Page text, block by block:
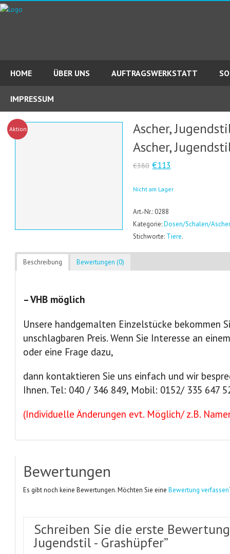
HOME ÜBER UNS AUFTRAGSWERKSTATT
IMPRESSUM
Aktion!
Ascher,
Ascher,
€380 €113
Nicht am Lager
Art.-Nr.: 0288
Kategorie:Dosen/Schalen/Ascher
Stichworte: Tiere.
Beschreibung Bewertungen (0)
– VHB möglich
Unsere handgemalten Einzelstücke bekommen
unschlagbaren Preis. Wenn Sie Interesse an
oder eine Frage dazu,
dann kontaktieren Sie uns einfach und wir
Ihnen. Tel: 040 / 346 849, Mobil: 0152/ 335 647
(Individuelle Änderungen evt. Möglich/ z.B.
Bewertungen
Es gibt noch keine Bewertungen. Möchten Sie eineBewertung verfassen
Schreiben Sie die erste Bewertung
Jugendstil - Grashüpfer”